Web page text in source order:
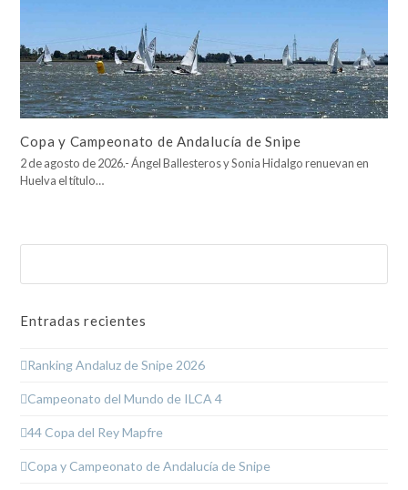
Copa y Campeonato de Andalucía de Snipe
2 de agosto de 2026.- Ángel Ballesteros y Sonia Hidalgo renuevan en
Huelva el título…
Entradas recientes
Ranking Andaluz de Snipe 2026
Campeonato del Mundo de ILCA 4
44 Copa del Rey Mapfre
Copa y Campeonato de Andalucía de Snipe